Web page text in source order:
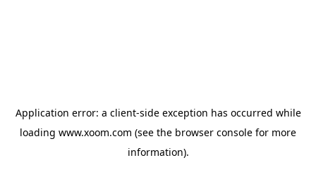
Application error: a client-side exception has occurred while
loading www.xoom.com (see the browser console for more
information).